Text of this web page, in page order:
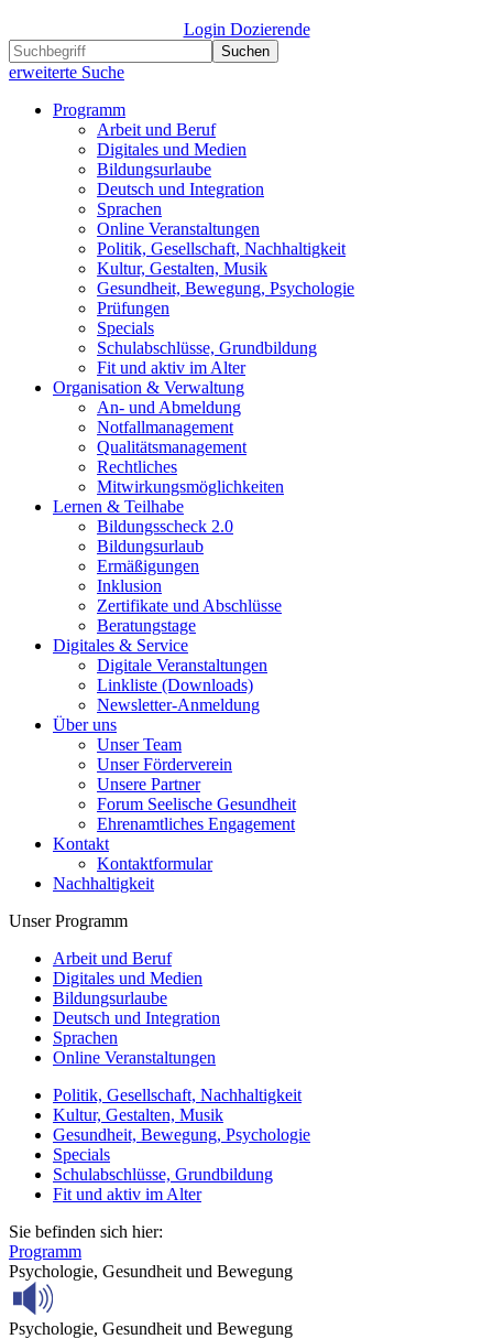
Login Dozierende
Suchen
erweiterte Suche
Programm
Arbeit und Beruf
Digitales und Medien
Bildungsurlaube
Deutsch und Integration
Sprachen
Online Veranstaltungen
Politik, Gesellschaft, Nachhaltigkeit
Kultur, Gestalten, Musik
Gesundheit, Bewegung, Psychologie
Prüfungen
Specials
Schulabschlüsse, Grundbildung
Fit und aktiv im Alter
Organisation & Verwaltung
An- und Abmeldung
Notfallmanagement
Qualitätsmanagement
Rechtliches
Mitwirkungsmöglichkeiten
Lernen & Teilhabe
Bildungsscheck 2.0
Bildungsurlaub
Ermäßigungen
Inklusion
Zertifikate und Abschlüsse
Beratungstage
Digitales & Service
Digitale Veranstaltungen
Linkliste (Downloads)
Newsletter-Anmeldung
Über uns
Unser Team
Unser Förderverein
Unsere Partner
Forum Seelische Gesundheit
Ehrenamtliches Engagement
Kontakt
Kontaktformular
Nachhaltigkeit
Unser Programm
Arbeit und Beruf
Digitales und Medien
Bildungsurlaube
Deutsch und Integration
Sprachen
Online Veranstaltungen
Politik, Gesellschaft, Nachhaltigkeit
Kultur, Gestalten, Musik
Gesundheit, Bewegung, Psychologie
Specials
Schulabschlüsse, Grundbildung
Fit und aktiv im Alter
Sie befinden sich hier:
Programm
Psychologie, Gesundheit und Bewegung
Psychologie, Gesundheit und Bewegung